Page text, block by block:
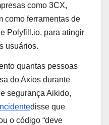
como 3CX,
como ferramentas de
Polyfill.io, para atingir
usuários.
quantas pessoas
do Axios durante
segurança Aikido,
disse que
o código “deve